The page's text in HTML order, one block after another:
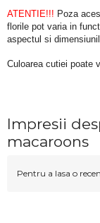
ATENTIE!!! Poza
florile pot varia in
aspectul si
Culoarea cutiei poate
Impresii
macaroons
Pentru a lasa o